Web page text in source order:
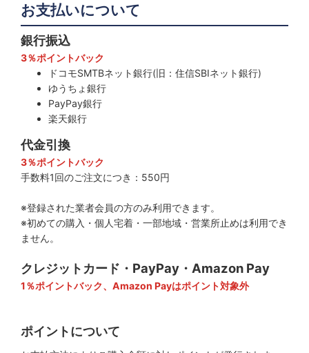
お支払いについて
銀行振込
3％ポイントバック
ドコモSMTBネット銀行(旧：住信SBIネット銀行)
ゆうちょ銀行
PayPay銀行
楽天銀行
代金引換
3％ポイントバック
手数料1回のご注文につき：550円
※登録された業者会員の方のみ利用できます。
※初めての購入・個人宅着・一部地域・営業所止めは利用でき
ません。
クレジットカード・PayPay・Amazon Pay
1％ポイントバック、Amazon Payはポイント対象外
ポイントについて